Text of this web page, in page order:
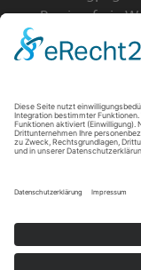
Barrierefreie
Online-
SEO für
Social Media